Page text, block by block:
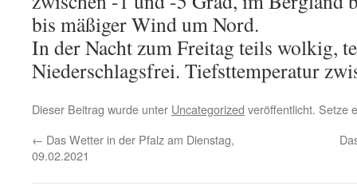
bis mäßiger Wind um Nord.
In der Nacht zum Freitag teils wolkig,
Niederschlagsfrei. Tiefsttemperatur
Dieser Beitrag wurde unter Uncategorized veröffentlicht. Setze
← Das Wetter in der Pfalz am Dienstag,
09.02.2021